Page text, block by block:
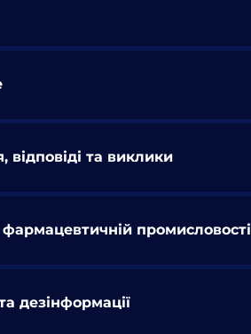
відповіді та виклики
промисловості
дезінформації